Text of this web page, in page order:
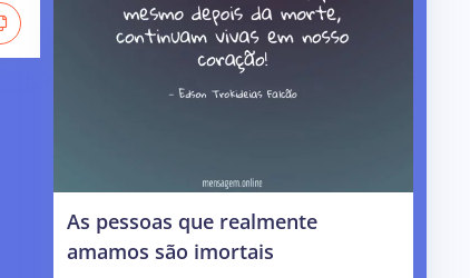
As pessoas que realmente
amamos são imortais